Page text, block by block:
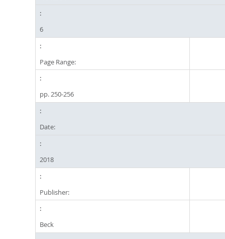
6
Page Range:
pp. 250-256
Date:
2018
Publisher:
Beck